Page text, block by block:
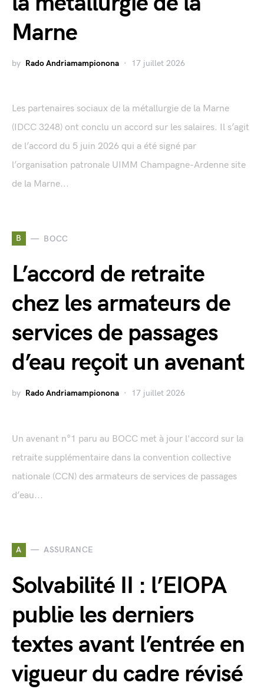
Marne
by Rado Andriamampionona 17 juillet 2026
Les partenaires sociaux de la métallurgie de la Marne
(IDCC 3248) ont conclu un accord sur les salaires. Il s’agit
de l’accord du 5 juin 2026 qui a été signé par
l’organisation patronale UIMM Champagne-Ardenne site
de la Marne...
B BOCC
L’accord de retraite
chez les armateurs de
services de passages
d’eau reçoit un avenant
by Rado Andriamampionona 17 juillet 2026
Un avenant n°1 paru au BOCC met à jour l'accord sur la
retraite supplémentaire dans la convention collective
nationale (CCN) des armateurs de services de passages
d’eau...
A ASSURANCE
Solvabilité II : l’EIOPA
publie les derniers
textes avant l’entrée en
vigueur du cadre révisé